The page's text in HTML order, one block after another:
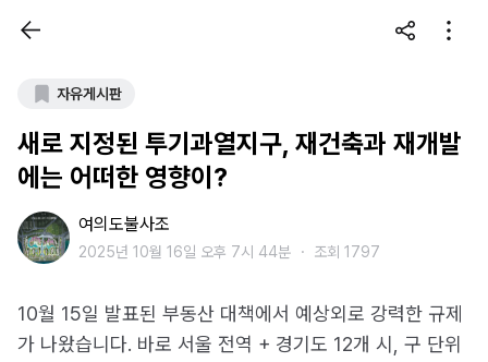
자유게시판
새로 지정된 투기과열지구, 재건축과 재개발
에는 어떠한 영향이?
여의도불사조
2025년 10월 16일 오후 7시 44분 ・ 조회 1797
10월 15일 발표된 부동산 대책에서 예상외로 강력한 규제
가 나왔습니다. 바로 서울 전역 + 경기도 12개 시, 구 단위